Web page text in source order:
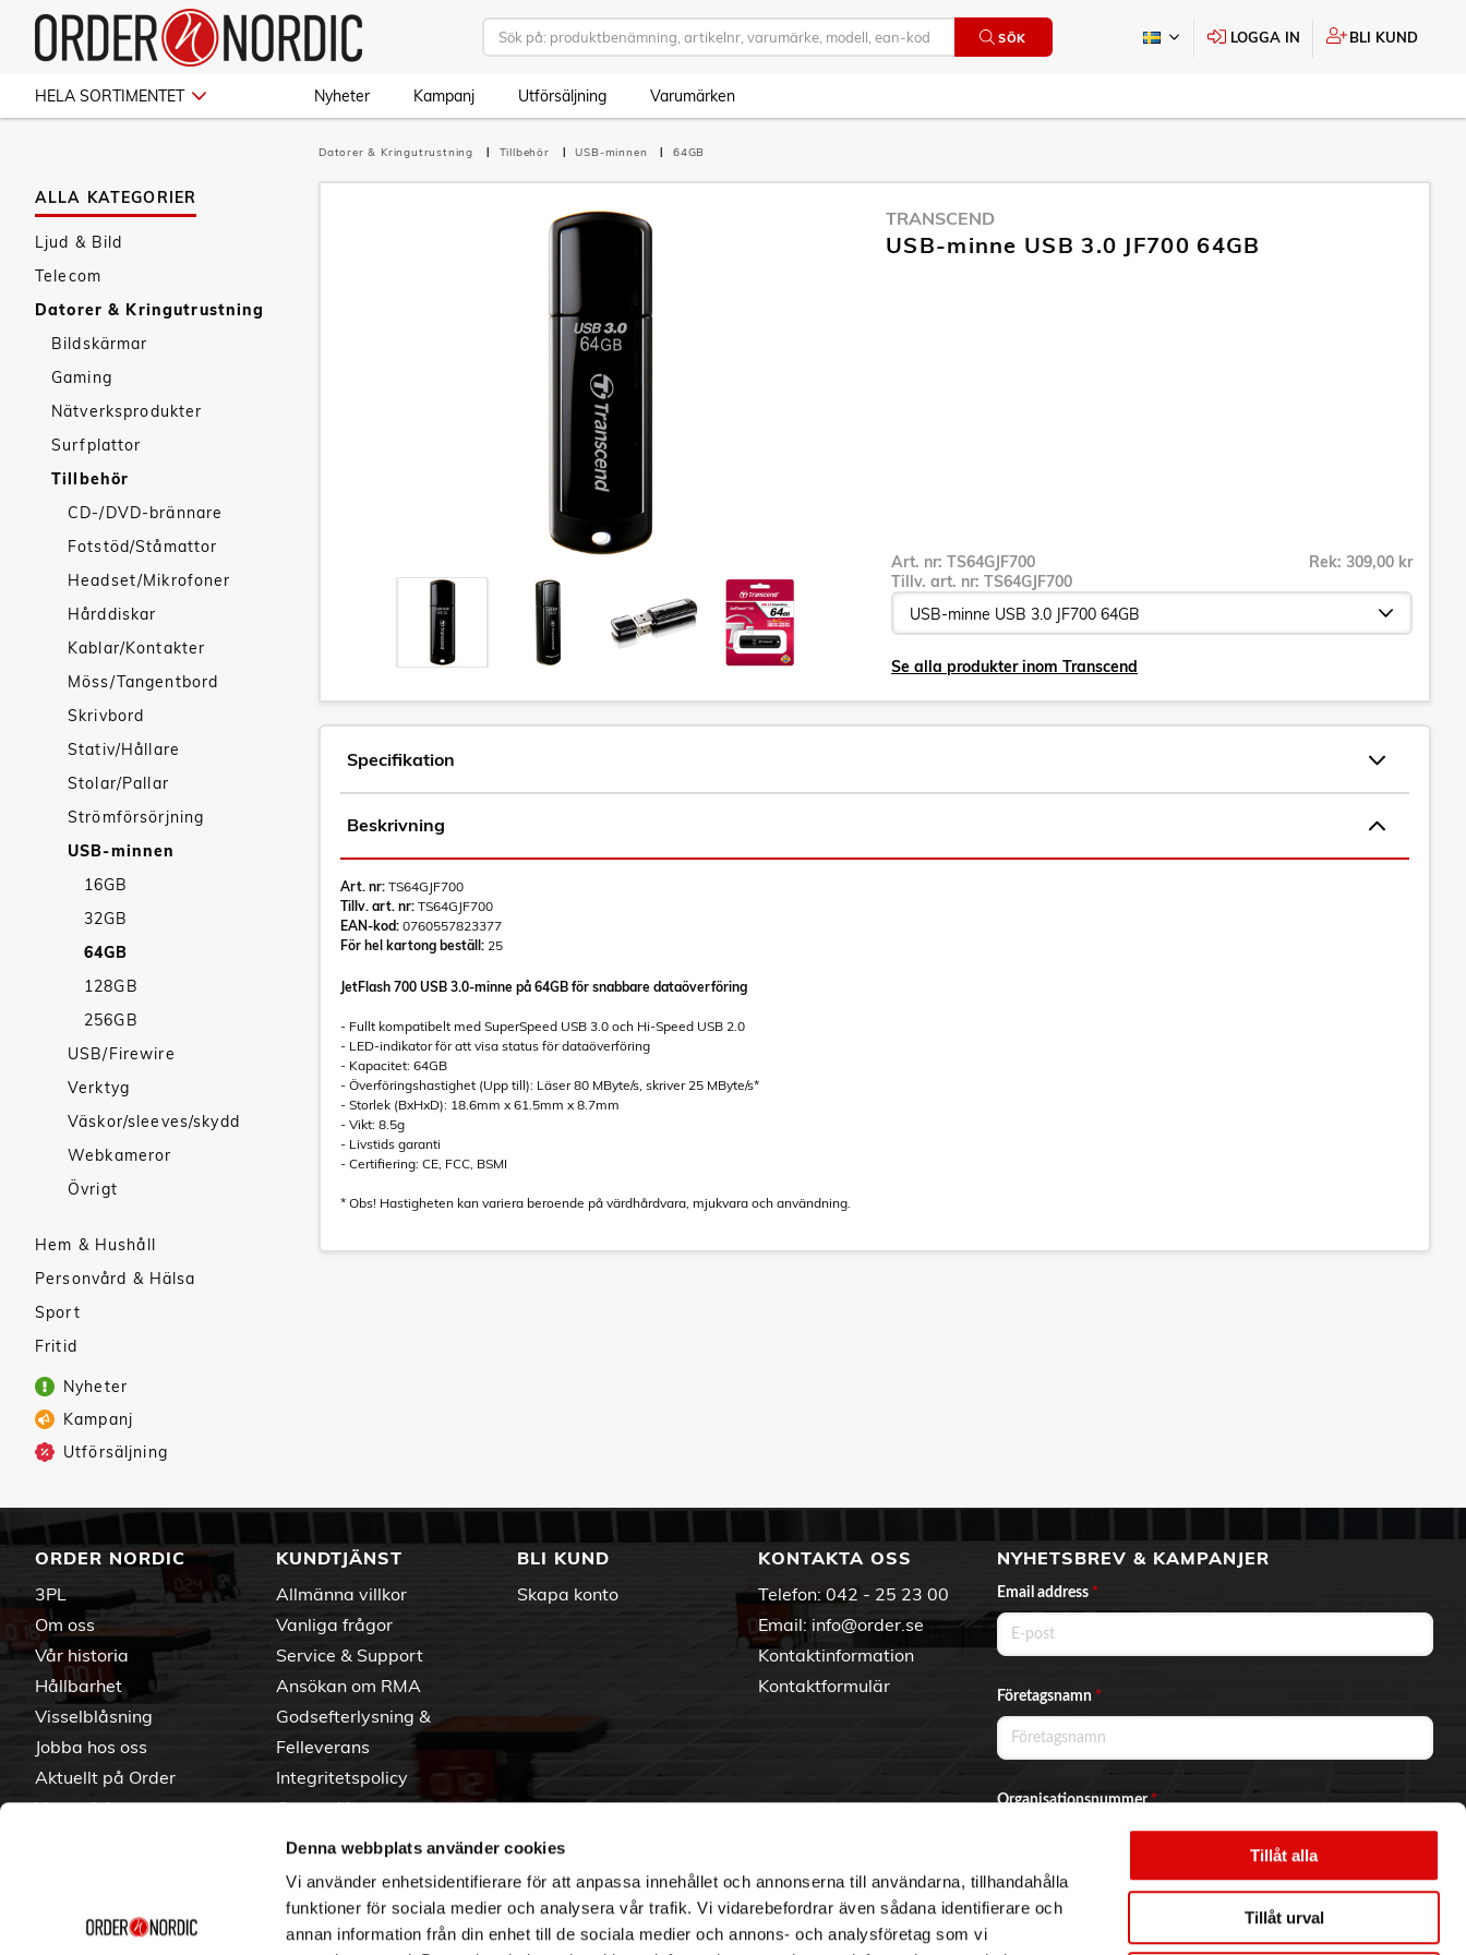
Denna webbplats använder cookies
Vi använder enhetsidentifierare för att anpassa innehållet och annonserna till användarna, tillhandahålla
funktioner för sociala medier och analysera vår trafik. Vi vidarebefordrar även sådana identifierare och
annan information från din enhet till de sociala medier och annons- och analysföretag som vi
Tillåt alla
Tillåt urval
SÖK LOGGA IN BLI KUND
HELA SORTIMENTET Nyheter Kampanj Utförsäljning Varumärken
ALLA KATEGORIER
Ljud & Bild
Telecom
Datorer & Kringutrustning
Bildskärmar
Gaming
Nätverksprodukter
Surfplattor
Tillbehör
CD-/DVD-brännare
Fotstöd/Ståmattor
Headset/Mikrofoner
Hårddiskar
Kablar/Kontakter
Möss/Tangentbord
Skrivbord
Stativ/Hållare
Stolar/Pallar
Strömförsörjning
USB-minnen
16GB
32GB
64GB
128GB
256GB
USB/Firewire
Verktyg
Väskor/sleeves/skydd
Webkameror
Övrigt
Hem & Hushåll
Personvård & Hälsa
Sport
Fritid
Nyheter
Kampanj
Utförsäljning
Datorer & Kringutrustning Tillbehör USB-minnen 64GB
TRANSCEND
USB-minne USB 3.0 JF700 64GB
Art. nr: TS64GJF700
Tillv. art. nr: TS64GJF700
Rek: 309,00 kr
Se alla produkter inom Transcend
Specifikation
Beskrivning
Art. nr: TS64GJF700
Tillv. art. nr: TS64GJF700
EAN-kod: 0760557823377
För hel kartong beställ: 25
JetFlash 700 USB 3.0-minne på 64GB för snabbare dataöverföring
- Fullt kompatibelt med SuperSpeed USB 3.0 och Hi-Speed USB 2.0
- LED-indikator för att visa status för dataöverföring
- Kapacitet: 64GB
- Överföringshastighet (Upp till): Läser 80 MByte/s, skriver 25 MByte/s*
- Storlek (BxHxD): 18.6mm x 61.5mm x 8.7mm
- Vikt: 8.5g
- Livstids garanti
- Certifiering: CE, FCC, BSMI
* Obs! Hastigheten kan variera beroende på värdhårdvara, mjukvara och användning.
ORDER NORDIC
3PL
Om oss
Vår historia
Hållbarhet
Visselblåsning
Jobba hos oss
Aktuellt på Order
Varumärken
KUNDTJÄNST
Allmänna villkor
Vanliga frågor
Service & Support
Ansökan om RMA
Godsefterlysning &
Felleverans
Integritetspolicy
Om cookies
BLI KUND
Skapa konto
KONTAKTA OSS
Telefon: 042 - 25 23 00
Email: info@order.se
Kontaktinformation
Kontaktformulär
NYHETSBREV & KAMPANJER
Email address *
Företagsnamn *
Organisationsnummer*
Ja, jag vill prenumerera på nyhetsbrevet.